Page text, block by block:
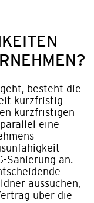
besteht die
kurzfristig
kurzfristigen
eine
Sanierung an.
aussuchen,
über die